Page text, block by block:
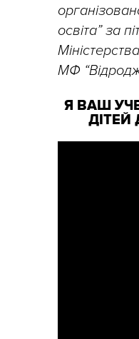
освіта” за
МФ
Я ВАШ
ДІТЕЙ